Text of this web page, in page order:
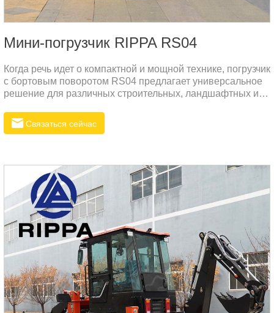
Мини-погрузчик RIPPA RS04
Когда речь идет о компактной и мощной технике, погрузчик
с бортовым поворотом RS04 предлагает универсальное
решение для различных строительных, ландшафтных и
справляетесь ли вы с трудной местностью, копаете,
поднимаете или перемещаете материалы, RS04
характеристики погрузчика с бортовым поворотом RS041.
Высокая мощность и эффективностьRS04 оснащен
высокопроизводительным двигателем, обеспечивающим
исключительную мощность для сложных работ.
Связаться сейчас